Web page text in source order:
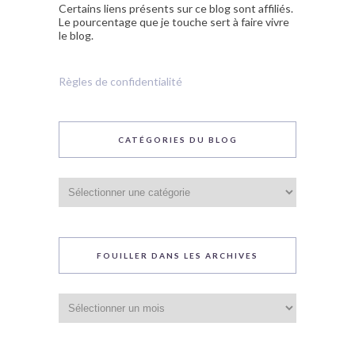
Certains liens présents sur ce blog sont affiliés.
Le pourcentage que je touche sert à faire vivre
le blog.
Règles de confidentialité
CATÉGORIES DU BLOG
du
blog
FOUILLER DANS LES ARCHIVES
dans
les